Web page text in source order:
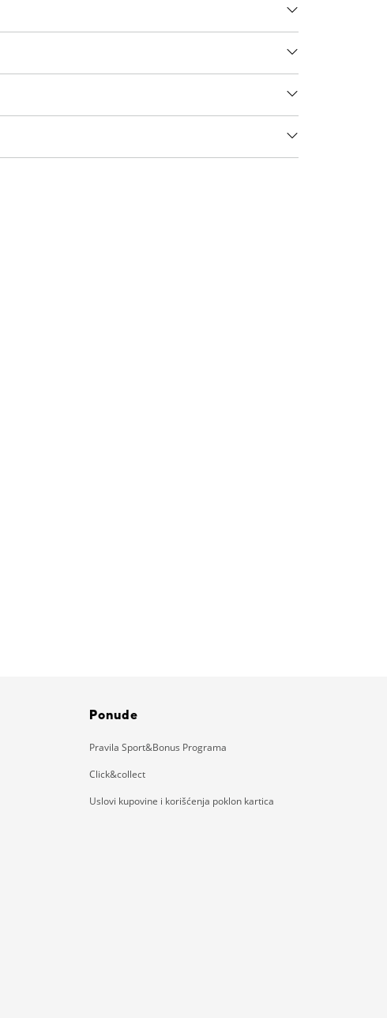
Ponude
Pravila Sport&Bonus Programa
Click&collect
Uslovi kupovine i korišćenja poklon kartica